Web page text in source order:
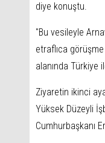
diye konuştu.
"Bu vesileyle
etraflıca
alanında Türkiye
Ziyaretin ikinci
Yüksek Düzeyli
Cumhurbaşkanı